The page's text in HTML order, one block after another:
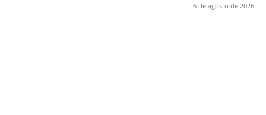
6 de agosto de 2026